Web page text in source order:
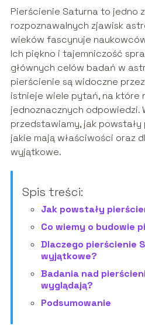
Pierścienie Saturna to jedno
rozpoznawalnych zjawisk
wieków fascynuje
Ich piękno i tajemniczość
głównych celów badań w
pierścienie są widoczne
istnieje wiele pytań, na które
jednoznacznych odpowiedzi.
przedstawiamy, jak
jakie mają właściwości oraz
wyjątkowe.
Spis treści:
Jak powstały
Co wiemy o budowie
Dlaczego pierścienie
wyjątkowe?
Badania nad
wyglądają?
Podsumowanie